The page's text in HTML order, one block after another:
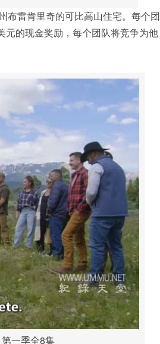
布雷肯里奇的可比高山住宅。每个团
元的现金奖励，每个团队将竞争为他
一季全8集